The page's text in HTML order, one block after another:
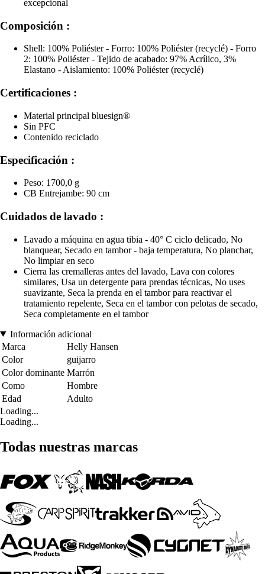
excepcional
Composición :
Shell: 100% Poliéster - Forro: 100% Poliéster (recyclé) - Forro
2: 100% Poliéster - Tejido de acabado: 97% Acrílico, 3%
Elastano - Aislamiento: 100% Poliéster (recyclé)
Certificaciones :
Material principal bluesign®
Sin PFC
Contenido reciclado
Especificación :
Peso: 1700,0 g
CB Entrejambe: 90 cm
Cuidados de lavado :
Lavado a máquina en agua tibia - 40° C ciclo delicado, No
blanquear, Secado en tambor - baja temperatura, No planchar,
No limpiar en seco
Cierra las cremalleras antes del lavado, Lava con colores
similares, Usa un detergente para prendas técnicas, No uses
suavizante, Seca la prenda en el tambor para reactivar el
tratamiento repelente, Seca en el tambor con pelotas de secado,
Seca completamente en el tambor
Información adicional
Marca
Helly Hansen
Color
guijarro
Color dominante Marrón
Como
Hombre
Edad
Adulto
Loading...
Loading...
Todas nuestras marcas